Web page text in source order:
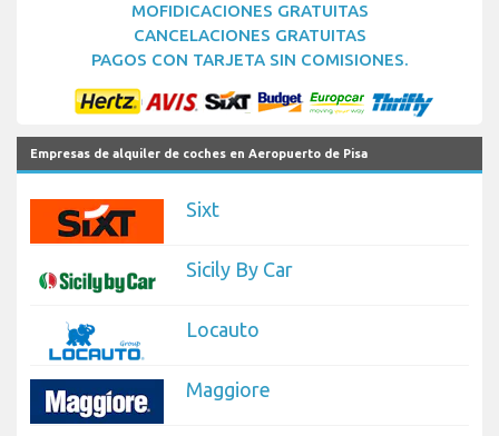
MOFIDICACIONES GRATUITAS
CANCELACIONES GRATUITAS
PAGOS CON TARJETA SIN COMISIONES.
Empresas de alquiler de coches en Aeropuerto de Pisa
Sixt
Sicily By Car
Locauto
Maggiore